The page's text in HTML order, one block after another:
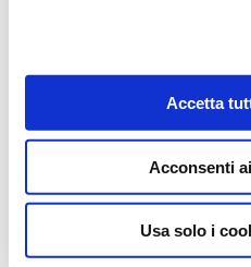
Accetta
Acconsenti
Usa solo i